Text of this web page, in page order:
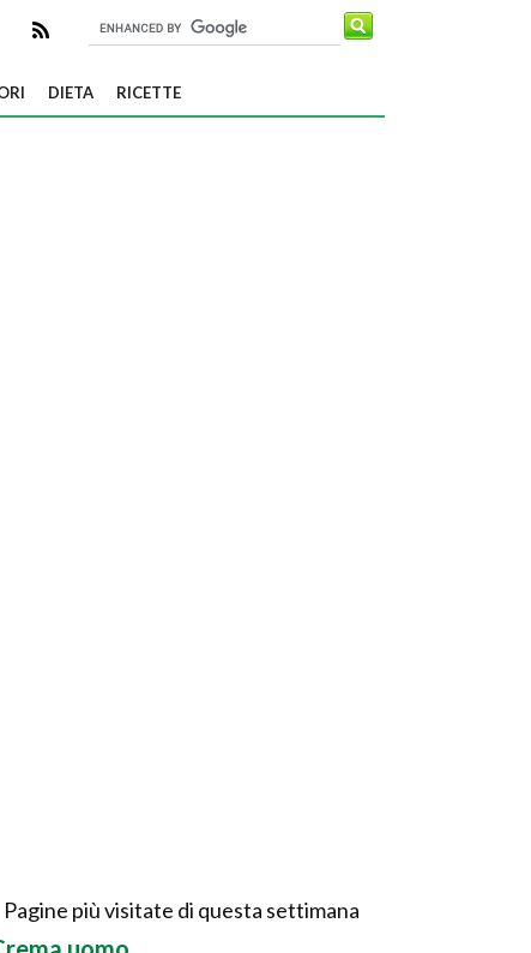
DIETA RICETTE
Pagine più visitate di questa settimana